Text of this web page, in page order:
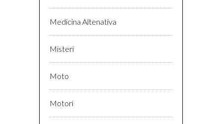
Medicina Altenativa
Misteri
Moto
Motori